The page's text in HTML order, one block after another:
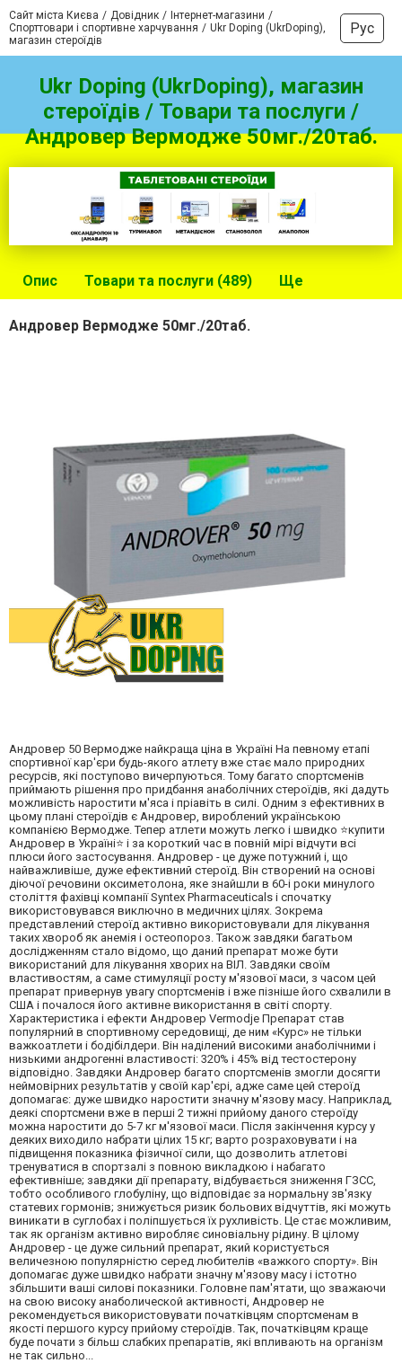
Сайт міста Києва Довідник
Інтернет-магазини
Спорттовари і спортивне харчування
Ukr Doping (UkrDoping),
магазин стероїдів
Рус
Ukr Doping (UkrDoping), магазин
стероїдів / Товари та послуги /
Андровер Вермодже 50мг./20таб.
Опис Товари та послуги (489) Ще
Андровер Вермодже 50мг./20таб.
Андровер 50 Вермодже найкраща ціна в Україні На певному етапі
спортивної кар'єри будь-якого атлету вже стає мало природних
ресурсів, які поступово вичерпуються. Тому багато спортсменів
приймають рішення про придбання анаболічних стероїдів, які дадуть
можливість наростити м'яса і пріавіть в силі. Одним з ефективних в
цьому плані стероїдів є Андровер, вироблений українською
компанією Вермодже. Тепер атлети можуть легко і швидко ⭐купити
Андровер в Україні⭐ і за короткий час в повній мірі відчути всі
плюси його застосування. Андровер - це дуже потужний і, що
найважливіше, дуже ефективний стероїд. Він створений на основі
діючої речовини оксиметолона, яке знайшли в 60-і роки минулого
століття фахівці компанії Syntex Pharmaceuticals і спочатку
використовувався виключно в медичних цілях. Зокрема
представлений стероїд активно використовували для лікування
таких хвороб як анемія і остеопороз. Також завдяки багатьом
дослідженням стало відомо, що даний препарат може бути
використаний для лікування хворих на ВІЛ. Завдяки своїм
властивостям, а саме стимуляції росту м'язової маси, з часом цей
препарат привернув увагу спортсменів і вже пізніше його схвалили в
США і почалося його активне використання в світі спорту.
Характеристика і ефекти Андровер Vermodje Препарат став
популярний в спортивному середовищі, де ним «Курс» не тільки
важкоатлети і бодібілдери. Він наділений високими анаболічними і
низькими андрогенні властивості: 320% і 45% від тестостерону
відповідно. Завдяки Андровер багато спортсменів змогли досягти
неймовірних результатів у своїй кар'єрі, адже саме цей стероїд
допомагає: дуже швидко наростити значну м'язову масу. Наприклад,
деякі спортсмени вже в перші 2 тижні прийому даного стероїду
можна наростити до 5-7 кг м'язової маси. Після закінчення курсу у
деяких виходило набрати цілих 15 кг; варто розраховувати і на
підвищення показника фізичної сили, що дозволить атлетові
тренуватися в спортзалі з повною викладкою і набагато
ефективніше; завдяки дії препарату, відбувається зниження ГЗСС,
тобто особливого глобуліну, що відповідає за нормальну зв'язку
статевих гормонів; знижується ризик больових відчуттів, які можуть
виникати в суглобах і поліпшується їх рухливість. Це стає можливим,
так як організм активно виробляє синовіальну рідину. В цілому
Андровер - це дуже сильний препарат, який користується
величезною популярністю серед любителів «важкого спорту». Він
допомагає дуже швидко набрати значну м'язову масу і істотно
збільшити ваші силові показники. Головне пам'ятати, що зважаючи
на свою високу анаболической активності, Андровер не
рекомендується використовувати початківцям спортсменам в
якості першого курсу прийому стероїдів. Так, початківцям краще
буде почати з більш слабких препаратів, які впливають на організм
не так сильно...